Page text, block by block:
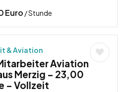
Euro / Stunde
& Aviation
Aviation
Merzig – 23,00
– Vollzeit